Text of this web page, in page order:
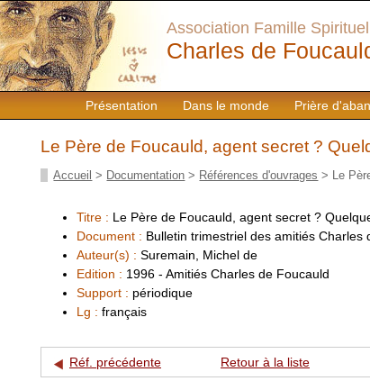
Présentation Dans le monde Prière
Association Famille
Charles de
Le Père de Foucauld, agent secret ?
Accueil > Documentation > Références d'ouvrages > Le
Titre : Le Père de Foucauld, agent secret ?
Document : Bulletin trimestriel des amitiés Charles
Auteur(s) : Suremain, Michel de
Edition : 1996 - Amitiés Charles de Foucauld
Support : périodique
Lg : français
Réf. précédente Retour à la liste